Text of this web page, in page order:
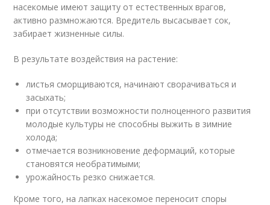
насекомые имеют защиту от естественных врагов,
активно размножаются. Вредитель высасывает сок,
забирает жизненные силы.
В результате воздействия на растение:
листья сморщиваются, начинают сворачиваться и
засыхать;
при отсутствии возможности полноценного развития
молодые культуры не способны выжить в зимние
холода;
отмечается возникновение деформаций, которые
становятся необратимыми;
урожайность резко снижается.
Кроме того, на лапках насекомое переносит споры